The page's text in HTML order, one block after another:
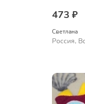
473 ₽
Светлана
Россия,